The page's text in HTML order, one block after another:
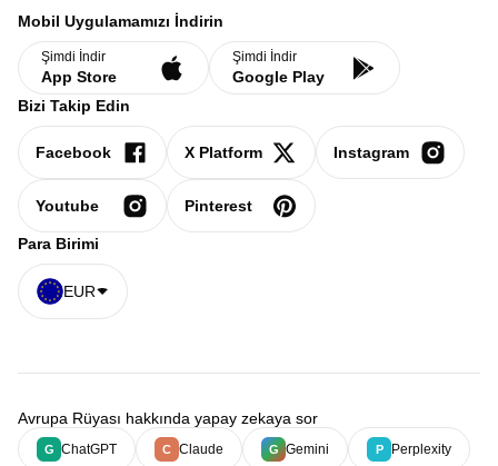
Mobil Uygulamamızı İndirin
Şimdi İndir
App Store
Şimdi İndir
Google Play
Bizi Takip Edin
Facebook X Platform Instagram
Youtube Pinterest
Para Birimi
EUR
Avrupa Rüyası hakkında yapay zekaya sor
G ChatGPT C Claude G Gemini P Perplexity